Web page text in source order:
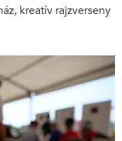
kreatív rajzverseny